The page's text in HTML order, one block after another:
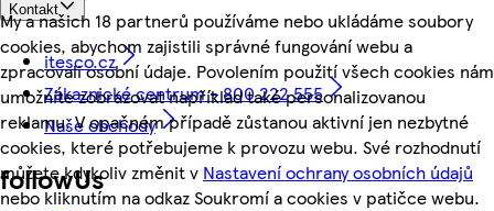
My a našich 18 partnerů používáme nebo ukládáme soubory
cookies, abychom zajistili správné fungování webu a
zpracovali osobní údaje. Povolením použití všech cookies nám
umožníte zobrazovat například také personalizovanou
reklamu. V opačném případě zůstanou aktivní jen nezbytné
cookies, které potřebujeme k provozu webu. Své rozhodnutí
můžete kdykoliv změnit v Nastavení ochrany osobních údajů
nebo kliknutím na odkaz Soukromí a cookies v patičce webu.
Kontakt
itesco.cz
Zákaznické centrum - 800 222 555
Naše obchody
followUs